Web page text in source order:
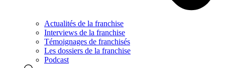
Actualités de la franchise
Interviews de la franchise
Témoignages de franchisés
Les dossiers de la franchise
Podcast